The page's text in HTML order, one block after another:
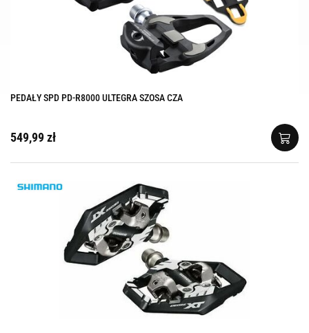
PEDAŁY SPD PD-R8000 ULTEGRA SZOSA CZA
549,99 zł